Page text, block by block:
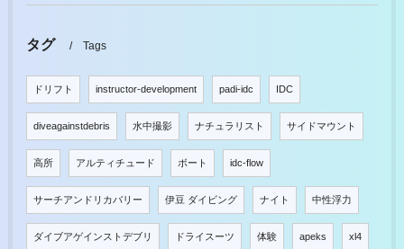
タグ Tags
ドリフト instructor-development padi-idc IDC
diveagainstdebris 水中撮影 ナチュラリスト サイドマウント
高所 アルティチュード ボート idc-flow
サーチアンドリカバリー 伊豆 ダイビング ナイト 中性浮力
ダイブアゲインストデブリ ドライスーツ 体験 apeks xl4